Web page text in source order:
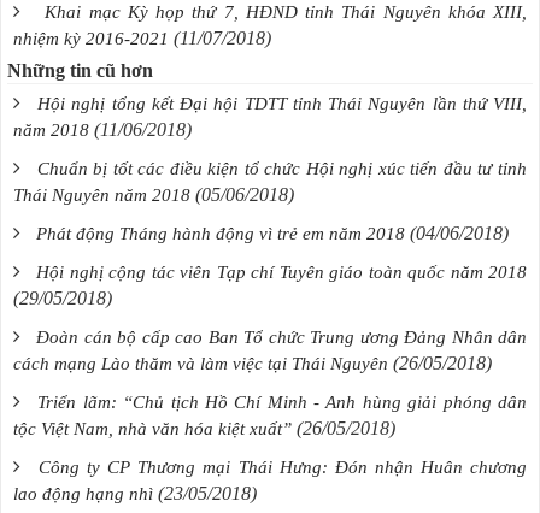
Khai mạc Kỳ họp thứ 7, HĐND tỉnh Thái Nguyên khóa XIII,
nhiệm kỳ 2016-2021 (11/07/2018)
Những tin cũ hơn
Hội nghị tổng kết Đại hội TDTT tỉnh Thái Nguyên lần thứ VIII,
năm 2018 (11/06/2018)
Chuẩn bị tốt các điều kiện tổ chức Hội nghị xúc tiến đầu tư tỉnh
Thái Nguyên năm 2018 (05/06/2018)
Phát động Tháng hành động vì trẻ em năm 2018 (04/06/2018)
Hội nghị cộng tác viên Tạp chí Tuyên giáo toàn quốc năm 2018
(29/05/2018)
Đoàn cán bộ cấp cao Ban Tổ chức Trung ương Đảng Nhân dân
cách mạng Lào thăm và làm việc tại Thái Nguyên (26/05/2018)
Triển lãm: “Chủ tịch Hồ Chí Minh - Anh hùng giải phóng dân
tộc Việt Nam, nhà văn hóa kiệt xuất” (26/05/2018)
Công ty CP Thương mại Thái Hưng: Đón nhận Huân chương
lao động hạng nhì (23/05/2018)